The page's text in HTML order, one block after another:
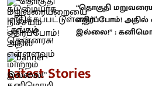
“தொகுதி
எதிர்ப்போம்!
இல்லை!” :
Latest Stories